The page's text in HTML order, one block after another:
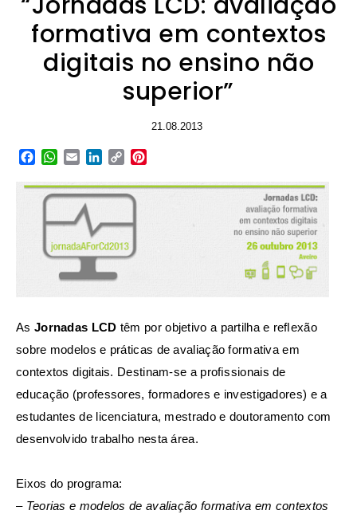
formativa em contextos
digitais no ensino não
superior”
21.08.2013
Facebook
WhatsApp
EmailLinkedIn
Copy
As Jornadas LCD têm por objetivo a partilha e reﬂexão
sobre modelos e práticas de avaliação formativa em
contextos digitais. Destinam-se a proﬁssionais de
educação (professores, formadores e investigadores) e a
estudantes de licenciatura, mestrado e doutoramento com
desenvolvido trabalho nesta área.
Eixos do programa:
– Teorias e modelos de avaliação formativa em contextos